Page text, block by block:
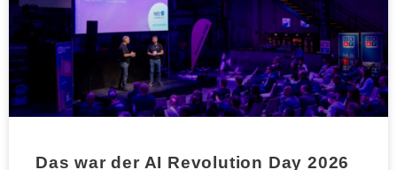
Das war der AI Revolution Day 2026